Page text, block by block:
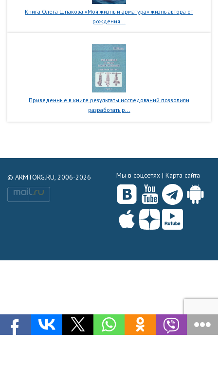
Книга Олега Шпакова «Моя жизнь и арматура» жизнь автора от
рождения...
Приведенные в книге результаты исследований позволили
разработать р...
© ARMTORG.RU, 2006-2026 Мы в соцсетях | Карта сайта